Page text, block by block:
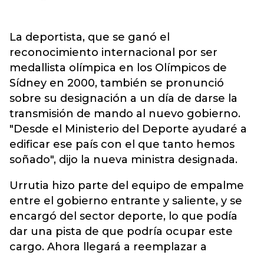
La deportista, que se ganó el
reconocimiento internacional por ser
medallista olímpica en los Olímpicos de
Sídney en 2000, también se pronunció
sobre su designación a un día de darse la
transmisión de mando al nuevo gobierno.
"Desde el Ministerio del Deporte ayudaré a
edificar ese país con el que tanto hemos
soñado", dijo la nueva ministra designada.
Urrutia hizo parte del equipo de empalme
entre el gobierno entrante y saliente, y se
encargó del sector deporte, lo que podía
dar una pista de que podría ocupar este
cargo. Ahora llegará a reemplazar a